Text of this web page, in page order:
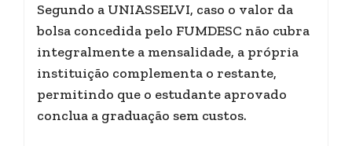
Segundo a UNIASSELVI, caso o valor da
bolsa concedida pelo FUMDESC não cubra
integralmente a mensalidade, a própria
instituição complementa o restante,
permitindo que o estudante aprovado
conclua a graduação sem custos.